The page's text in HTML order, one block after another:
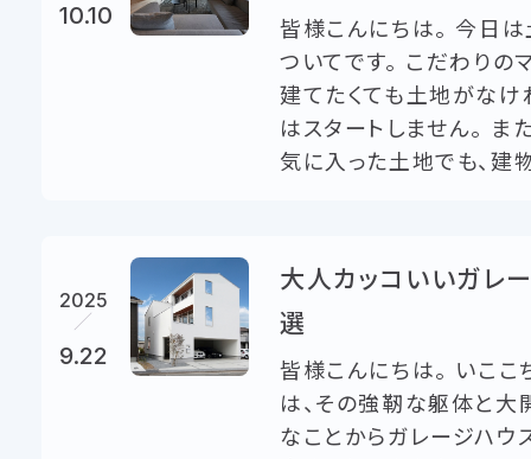
10.10
皆様こんにちは。 今日
ついてです。 こだわりの
建てたくても土地がなけ
はスタートしません。 ま
気に入った土地でも、建
2025
9.22
大人カッコいいガレ
選
皆様こんにちは。 いここ
は、その強靭な躯体と
なことからガレージハウ